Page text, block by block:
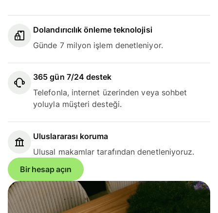
Dolandırıcılık önleme teknolojisi
Günde 7 milyon işlem denetleniyor.
365 gün 7/24 destek
Telefonla, internet üzerinden veya sohbet
yoluyla müşteri desteği.
Uluslararası koruma
Ulusal makamlar tarafından denetleniyoruz.
Bir hesap açın